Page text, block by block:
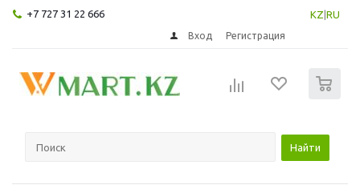
+7 727 31 22 666 KZ RU
Вход Регистрация
Найти